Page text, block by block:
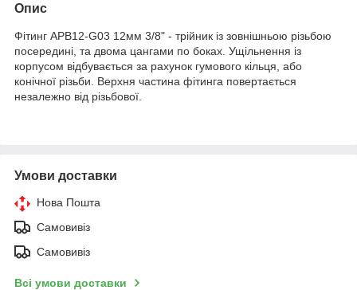
Опис
Фітинг APB12-G03 12мм 3/8" - трійник із зовнішньою різьбою
посередині, та двома цангами по боках. Ущільнення із
корпусом відбувається за рахунок гумового кільця, або
конічної різьби. Верхня частина фітинга повертається
незалежно від різьбової.
Умови доставки
Нова Пошта
Самовивіз
Самовивіз
Всі умови доставки